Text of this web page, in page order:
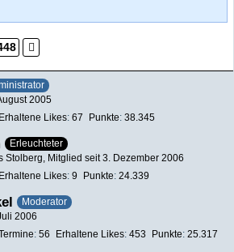
2005
Erhaltene Likes 67 Punkte 38.345
Erleuchteter
Stolberg
Mitglied seit 3. Dezember 2006
Erhaltene Likes 9 Punkte 24.339
Moderator
2006
56 Erhaltene Likes 453 Punkte 25.317